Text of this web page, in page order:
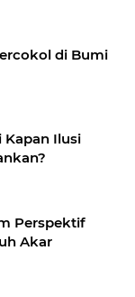
di Bumi
Kapan Ilusi
Perspektif
Akar